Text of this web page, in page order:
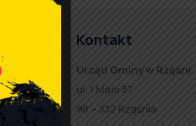
Kontakt
Urząd Gminy w Rząśni
ul. 1 Maja 37
98 – 332 Rząśnia